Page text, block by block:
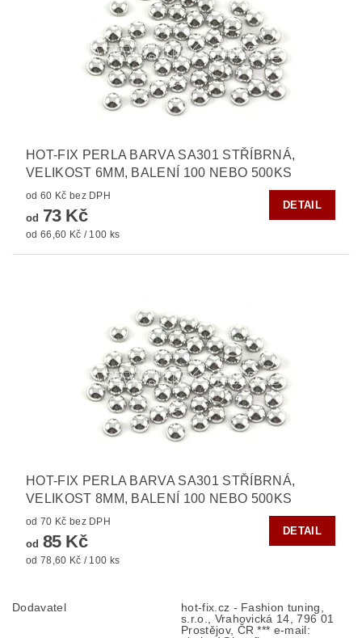
HOT-FIX PERLA BARVA SA301 STŘÍBRNÁ,
VELIKOST 6MM, BALENÍ 100 NEBO 500KS
od 60 Kč bez DPH
od 73 Kč
od 66,60 Kč / 100 ks
DETAIL
HOT-FIX PERLA BARVA SA301 STŘÍBRNÁ,
VELIKOST 8MM, BALENÍ 100 NEBO 500KS
od 70 Kč bez DPH
od 85 Kč
od 78,60 Kč / 100 ks
DETAIL
Dodavatel
hot-fix.cz - Fashion tuning,
s.r.o., Vrahovická 14, 796 01
Prostějov, ČR *** e-mail: